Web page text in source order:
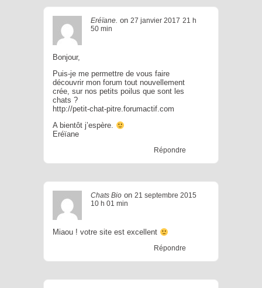
Eréïane. on 27 janvier 2017 21 h
50 min
Bonjour,
Puis-je me permettre de vous faire
découvrir mon forum tout nouvellement
crée, sur nos petits poilus que sont les
chats ?
http://petit-chat-pitre.forumactif.com
A bientôt j’espère.
Eréïane
Répondre
Chats Bio on 21 septembre 2015
10 h 01 min
Miaou ! votre site est excellent
Répondre